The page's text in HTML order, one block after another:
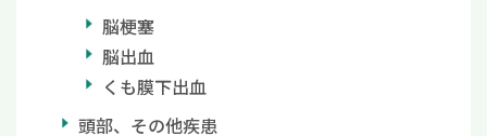
脳梗塞
脳出血
くも膜下出血
頭部、その他疾患